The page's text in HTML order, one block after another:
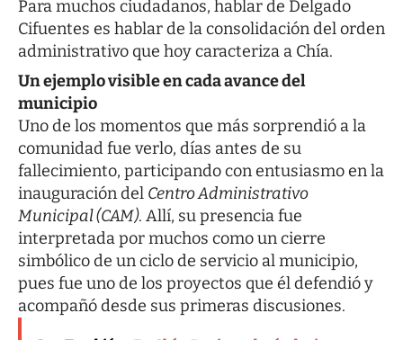
Para muchos ciudadanos, hablar de Delgado
Cifuentes es hablar de la consolidación del orden
administrativo que hoy caracteriza a Chía.
Un ejemplo visible en cada avance del
municipio
Uno de los momentos que más sorprendió a la
comunidad fue verlo, días antes de su
fallecimiento, participando con entusiasmo en la
inauguración del Centro Administrativo
Municipal (CAM). Allí, su presencia fue
interpretada por muchos como un cierre
simbólico de un ciclo de servicio al municipio,
pues fue uno de los proyectos que él defendió y
acompañó desde sus primeras discusiones.